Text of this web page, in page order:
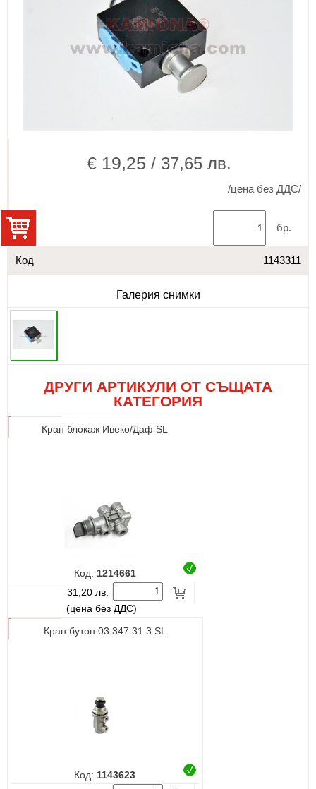
€ 19,25 / 37,65 лв.
/цена без ДДС/
бр.
Код 1143311
Галерия снимки
ДРУГИ АРТИКУЛИ ОТ СЪЩАТА
КАТЕГОРИЯ
Кран блокаж Ивеко/Даф SL
Код: 1214661
31,20 лв.
(цена без ДДС)
Кран бутон 03.347.31.3 SL
Код: 1143623